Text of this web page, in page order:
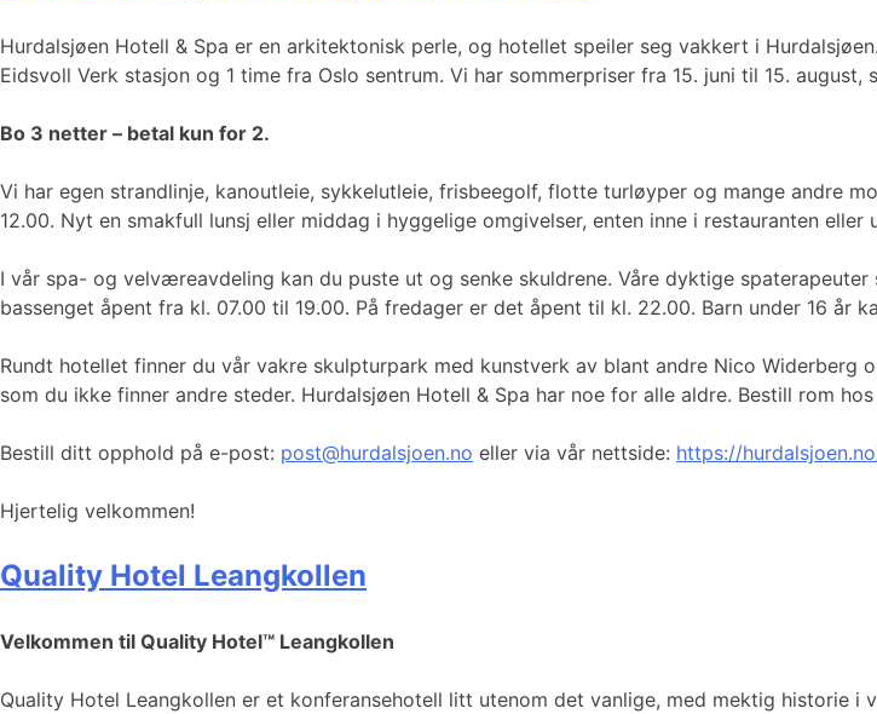
Hurdalsjøen Hotell & Spa er en arkitektonisk perle, og hotellet speiler seg vakkert i
Eidsvoll Verk stasjon og 1 time fra Oslo sentrum. Vi har sommerpriser fra 15. juni til 15.
Bo 3 netter – betal kun for 2.
Vi har egen strandlinje, kanoutleie, sykkelutleie, frisbeegolf, flotte turløyper og mange andre
12.00. Nyt en smakfull lunsj eller middag i hyggelige omgivelser, enten inne i restauranten
I vår spa- og velværeavdeling kan du puste ut og senke skuldrene. Våre dyktige
bassenget åpent fra kl. 07.00 til 19.00. På fredager er det åpent til kl. 22.00. Barn under 16 år
Rundt hotellet finner du vår vakre skulpturpark med kunstverk av blant andre Nico
som du ikke finner andre steder. Hurdalsjøen Hotell & Spa har noe for alle aldre. Bestill rom
Bestill ditt opphold på e-post: post@hurdalsjoen.no eller via vår nettside: https://
Hjertelig velkommen!
Quality Hotel Leangkollen
Velkommen til Quality Hotel™ Leangkollen
Quality Hotel Leangkollen er et konferansehotell litt utenom det vanlige, med mektig historie